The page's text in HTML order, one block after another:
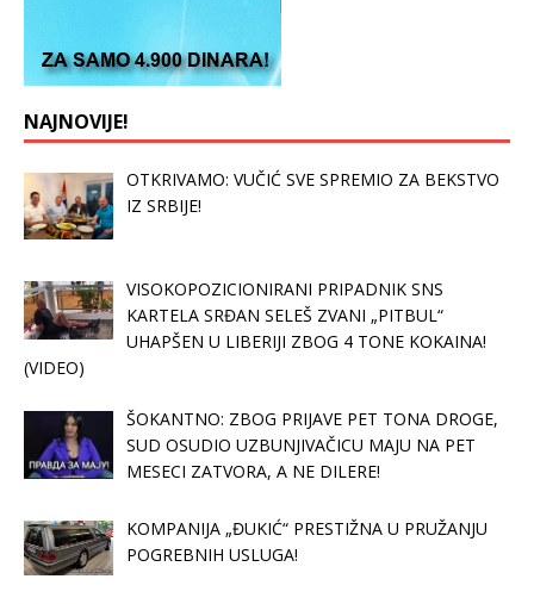
NAJNOVIJE!
OTKRIVAMO: VUČIĆ SVE SPREMIO ZA BEKSTVO
IZ SRBIJE!
VISOKOPOZICIONIRANI PRIPADNIK SNS
KARTELA SRĐAN SELEŠ ZVANI „PITBUL“
UHAPŠEN U LIBERIJI ZBOG 4 TONE KOKAINA!
(VIDEO)
ŠOKANTNO: ZBOG PRIJAVE PET TONA DROGE,
SUD OSUDIO UZBUNJIVAČICU MAJU NA PET
MESECI ZATVORA, A NE DILERE!
KOMPANIJA „ĐUKIĆ“ PRESTIŽNA U PRUŽANJU
POGREBNIH USLUGA!